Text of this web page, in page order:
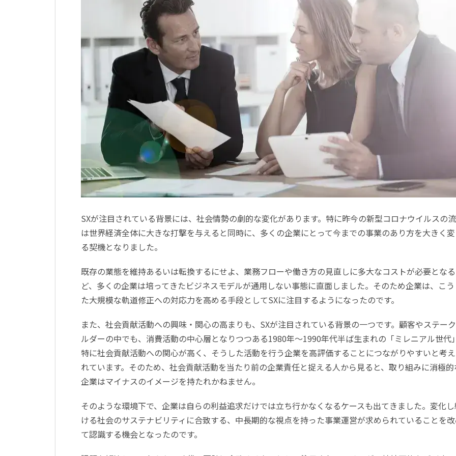
SXが注目されている背景には、社会情勢の劇的な変化があります。特に昨今の新型コロナウイルスの
は世界経済全体に大きな打撃を与えると同時に、多くの企業にとって今までの事業のあり方を大きく
る契機となりました。
既存の業態を維持あるいは転換するにせよ、業務フローや働き方の見直しに多大なコストが必要とな
ど、多くの企業は培ってきたビジネスモデルが通用しない事態に直面しました。そのため企業は、こ
た大規模な軌道修正への対応力を高める手段としてSXに注目するようになったのです。
また、社会貢献活動への興味・関心の高まりも、SXが注目されている背景の一つです。顧客やステー
ルダーの中でも、消費活動の中心層となりつつある1980年～1990年代半ば生まれの「ミレニアル世代
特に社会貢献活動への関心が高く、そうした活動を行う企業を高評価することにつながりやすいと考
れています。そのため、社会貢献活動を当たり前の企業責任と捉える人から見ると、取り組みに消極
企業はマイナスのイメージを持たれかねません。
そのような環境下で、企業は自らの利益追求だけでは立ち行かなくなるケースも出てきました。変化
ける社会のサステナビリティに合致する、中長期的な視点を持った事業運営が求められていることを
て認識する機会となったのです。